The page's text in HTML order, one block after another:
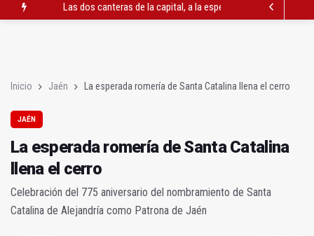
Las dos canteras de la capital, a la espera de que se restaure
Inicio Jaén La esperada romería de Santa Catalina llena el cerro
JAÉN
La esperada romería de Santa Catalina
llena el cerro
Celebración del 775 aniversario del nombramiento de Santa
Catalina de Alejandría como Patrona de Jaén